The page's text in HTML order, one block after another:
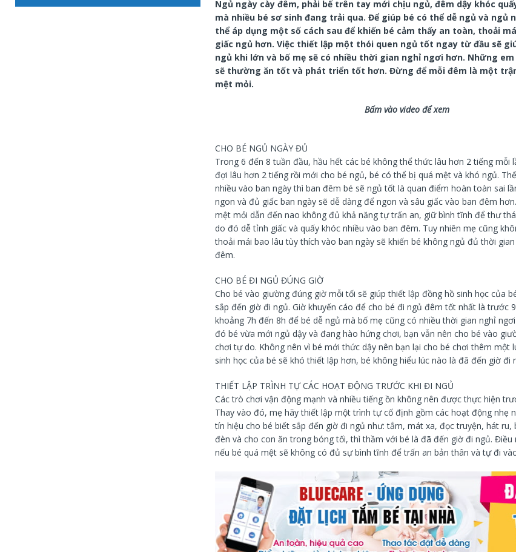
Ngủ ngày cày đêm, phải bế trên tay mới chịu ngủ, đêm dậy khóc
mà nhiều bé sơ sinh đang trải qua. Để giúp bé có thể dễ ngủ và ngủ
thể áp dụng một số cách sau để khiến bé cảm thấy an toàn, thoải
giấc ngủ hơn. Việc thiết lập một thói quen ngủ tốt ngay từ đầu sẽ
ngủ khi lớn và bố mẹ sẽ có nhiều thời gian nghỉ ngơi hơn. Những
sẽ thường ăn tốt và phát triển tốt hơn. Đừng để mỗi đêm là một
mệt mỏi.
Bấm vào video để xem
CHO BÉ NGỦ NGÀY ĐỦ
Trong 6 đến 8 tuần đầu, hầu hết các bé không thể thức lâu hơn 2 tiếng mỗi
đợi lâu hơn 2 tiếng rồi mới cho bé ngủ, bé có thể bị quá mệt và khó ngủ.
nhiều vào ban ngày thì ban đêm bé sẽ ngủ tốt là quan điểm hoàn toàn sai
ngon và đủ giấc ban ngày sẽ dễ dàng để ngon và sâu giấc vào ban đêm
mệt mỏi dẫn đến nao không đủ khả năng tự trấn an, giữ bình tĩnh để thư
do đó dễ tỉnh giấc và quấy khóc nhiều vào ban đêm. Tuy nhiên mẹ cũng
thoải mái bao lâu tùy thích vào ban ngày sẽ khiến bé không ngủ đủ thời
đêm.
CHO BÉ ĐI NGỦ ĐÚNG GIỜ
Cho bé vào giường đúng giờ mỗi tối sẽ giúp thiết lập đồng hồ sinh học của
sắp đến giờ đi ngủ. Giờ khuyến cáo để cho bé đi ngủ đêm tốt nhất là trước
khoảng 7h đến 8h để bé dễ ngủ mà bố mẹ cũng có nhiều thời gian nghỉ
đó bé vừa mới ngủ dậy và đang hào hứng chơi, bạn vẫn nên cho bé vào
chơi tự do. Không nên vì bé mới thức dậy nên bạn lại cho bé chơi thêm một
sinh học của bé sẽ khó thiết lập hơn, bé không hiểu lúc nào là đã đến giờ đi
THIẾT LẬP TRÌNH TỰ CÁC HOẠT ĐỘNG TRƯỚC KHI ĐI NGỦ
Các trò chơi vận động mạnh và nhiều tiếng ồn không nên được thực hiện
Thay vào đó, mẹ hãy thiết lập một trình tự cố định gồm các hoạt động nhẹ
tín hiệu cho bé biết sắp đến giờ đi ngủ như: tắm, mát xa, đọc truyện, hát
đèn và cho con ăn trong bóng tối, thì thầm với bé là đã đến giờ đi ngủ. Điều
nếu bé quá mệt sẽ không có đủ sự bình tĩnh để trấn an bản thân và tự đi